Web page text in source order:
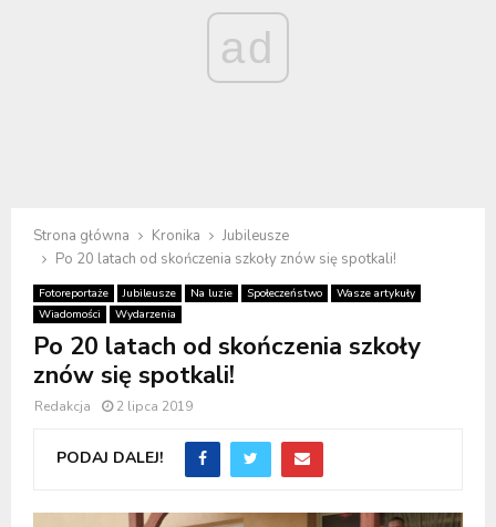
ad
Strona główna Kronika
Jubileusze
Po 20 latach od skończenia szkoły znów się spotkali!
Fotoreportaże Jubileusze Na luzie Społeczeństwo
Wasze artykuły
Wiadomości
Wydarzenia
Po 20 latach od skończenia szkoły
znów się spotkali!
Redakcja 2 lipca 2019
PODAJ DALEJ!